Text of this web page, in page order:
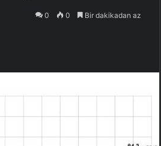
0 0 Bir dakikadan az